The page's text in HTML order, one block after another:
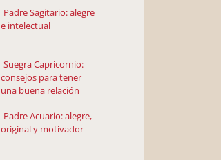
Padre Sagitario: alegre
e intelectual
Suegra Capricornio:
consejos para tener
una buena relación
Padre Acuario: alegre,
original y motivador